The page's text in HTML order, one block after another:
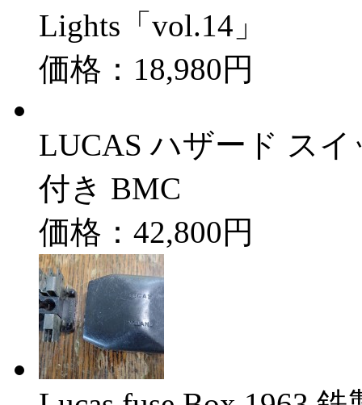
Lights「vol.14」
価格：18,980円
LUCAS ハザード スイ
付き BMC
価格：42,800円